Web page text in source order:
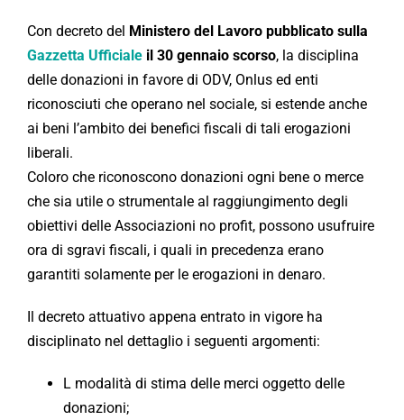
Con decreto del Ministero del Lavoro pubblicato sulla
Gazzetta Ufficialeil 30 gennaio scorso, la disciplina
delle donazioni in favore di ODV, Onlus ed enti
riconosciuti che operano nel sociale, si estende anche
ai beni l’ambito dei benefici fiscali di tali erogazioni
liberali.
Coloro che riconoscono donazioni ogni bene o merce
che sia utile o strumentale al raggiungimento degli
obiettivi delle Associazioni no profit, possono usufruire
ora di sgravi fiscali, i quali in precedenza erano
garantiti solamente per le erogazioni in denaro.
Il decreto attuativo appena entrato in vigore ha
disciplinato nel dettaglio i seguenti argomenti:
L modalità di stima delle merci oggetto delle
donazioni;